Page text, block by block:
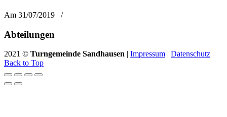
Am 31/07/2019 /
Abteilungen
2021 © Turngemeinde Sandhausen | Impressum | Datenschutz
Back to Top